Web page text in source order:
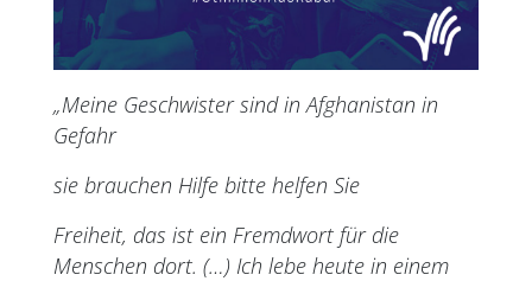
„Meine Geschwister sind in Afghanistan in
Gefahr
sie brauchen Hilfe bitte helfen Sie
Freiheit, das ist ein Fremdwort für die
Menschen dort. (…) Ich lebe heute in einem